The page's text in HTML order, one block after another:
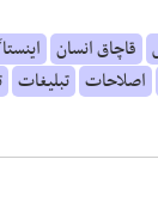
قاچاق انسان
اصلاحات تبلیغات